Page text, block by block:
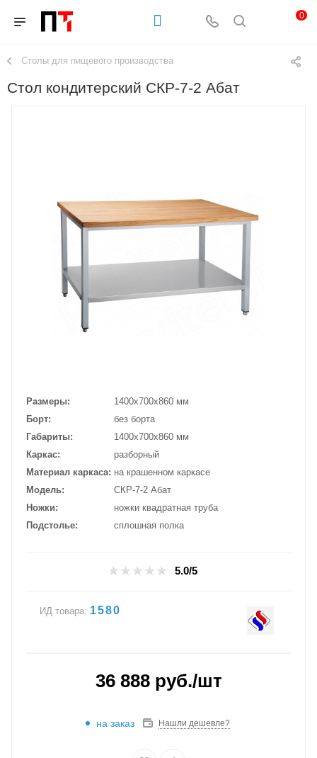
0
Столы для пищевого производства
Стол кондитерский СКР-7-2 Абат
Размеры
1400х700х860 мм
Борт
без борта
Габариты
1400х700х860 мм
Каркас
разборный
Материал каркаса на крашенном каркасе
Модель
СКР-7-2 Абат
Ножки
ножки квадратная труба
Подстолье
сплошная полка
5.0/5
ИД товара: 1580
36 888руб./шт
на заказ Нашли дешевле?